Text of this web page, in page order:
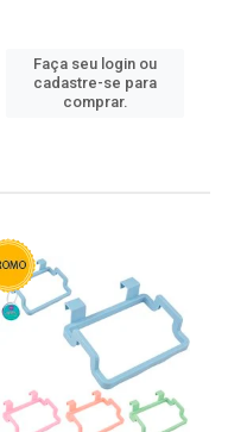
Faça seu login ou
cadastre-se para
comprar.